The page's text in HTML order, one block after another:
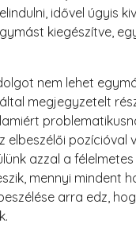
idővel úgyis
kiegészítve,
nem lehet
megjegyzetelt
elbeszélői pozícióval
azzal a
mennyi mindent
arra edz,